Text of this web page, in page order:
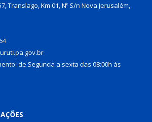
Translago, Km 01, Nº S/n Nova Jerusalém,
de Segunda a sexta das 08:00h às